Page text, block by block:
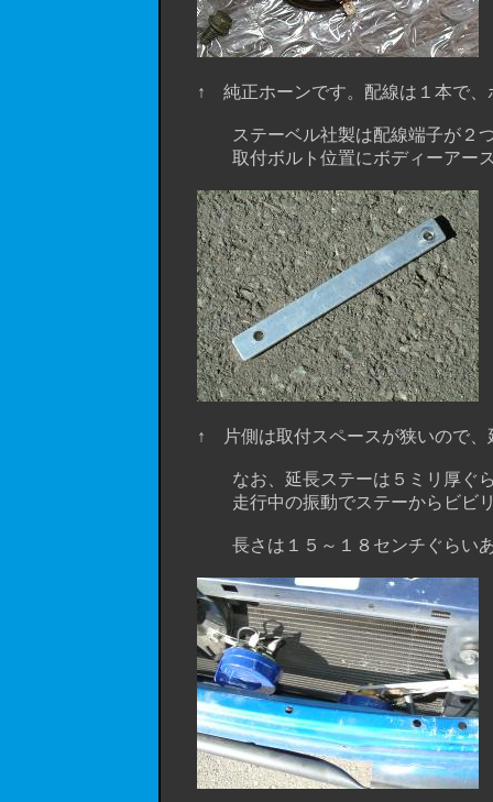
↑ 純正ホーンです。配線は１本で、
ステーベル社製は配線端子が２つあ
取付ボルト位置にボディーアース
↑ 片側は取付スペースが狭いので、
なお、延長ステーは５ミリ厚ぐら
走行中の振動でステーからビビリ音
長さは１５～１８センチぐらいあ